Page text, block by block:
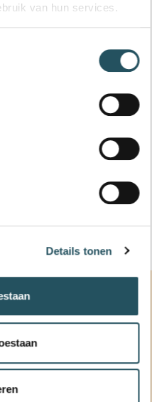
van hun services.
Details tonen
t/m vr van 9.00-
en zo van 10.30-
AUGUSTUS